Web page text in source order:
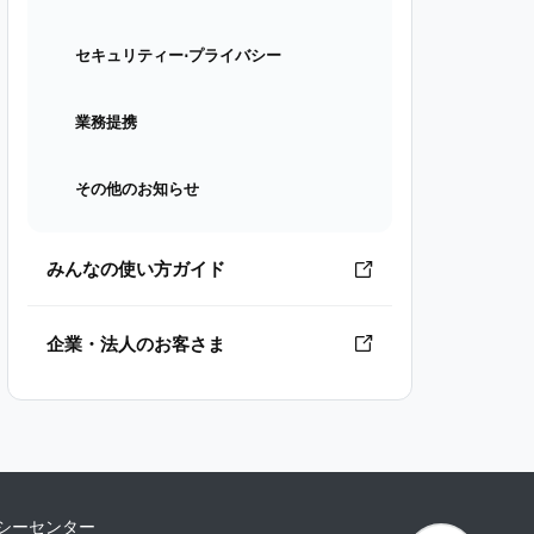
セキュリティー⋅プライバシー
業務提携
その他のお知らせ
みんなの使い方ガイド
企業・法人のお客さま
ーセンター